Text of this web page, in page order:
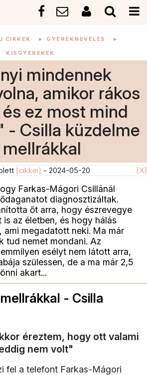
CIKKEK ► GYEREKNEVELÉS ►
KISGYEREKEK
mindennek
amikor rákos
ez most mind
- Csilla küzdelme
mellrákkal
[cikkei] - 2024-05-20 [X]
Farkas-Mágori Csillánál
diagnosztizáltak.
őt arra, hogy észrevegye
az életben, és hogy hálás
ami megadatott neki. Ma már
tud nemet mondani. Az
esélyt nem látott arra,
szülessen, de a ma már 2,5
akart...
- Csilla
éreztem, hogy ott valami
nem volt"
fel a telefont Farkas-Mágori